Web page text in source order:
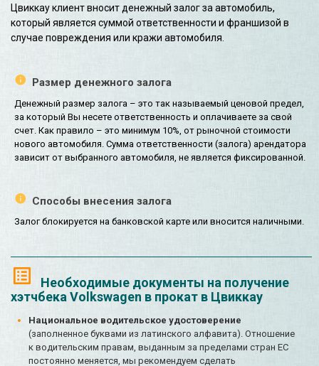
Цвиккау клиент вносит денежный залог за автомобиль,
который является суммой ответственности и франшизой в
случае повреждения или кражи автомобиля.
Размер денежного залога
Денежный размер залога – это так называемый ценовой предел,
за который Вы несете ответственность и оплачиваете за свой
счет. Как правило – это минимум 10%, от рыночной стоимости
нового автомобиля. Сумма ответственности (залога) арендатора
зависит от выбранного автомобиля, не является фиксированной.
Способы внесения залога
Залог блокируется на банковской карте или вносится наличными.
Необходимые документы на получение
хэтчбека Volkswagen в прокат в Цвиккау
Национальное водительское удостоверение
(заполненное буквами из латинского алфавита). Отношение
к водительским правам, выданным за пределами стран ЕС
постоянно меняется, мы рекомендуем сделать